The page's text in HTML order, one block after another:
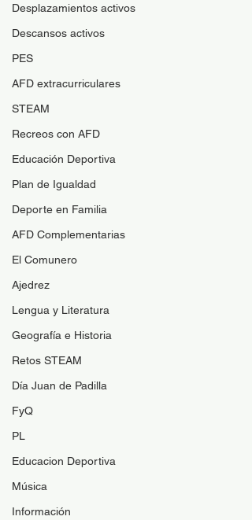
Desplazamientos activos
Descansos activos
PES
AFD extracurriculares
STEAM
Recreos con AFD
Educación Deportiva
Plan de Igualdad
Deporte en Familia
AFD Complementarias
El Comunero
Ajedrez
Lengua y Literatura
Geografía e Historia
Retos STEAM
Día Juan de Padilla
FyQ
PL
Educacion Deportiva
Música
Información